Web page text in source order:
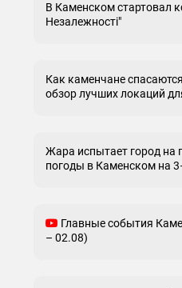
В Каменском стартовал
Незалежності"
Как каменчане
обзор лучших локаций
Жара испытает город на
погоды в Каменском на
Главные события
– 02.08)